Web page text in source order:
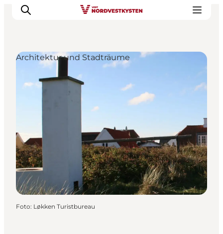
Urlaubsorte
Inspiration
Unterkunft
Mach deine Urlaubsplanung
Architektur und Stadträume
Foto: Løkken Turistbureau